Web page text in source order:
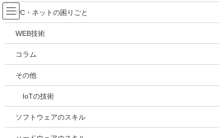
コ
ン
テ
ツ
ス
ッ
ナ
ビ
ゲ
シ
ン
移
吉川万能ＩＴ研究所
メディア
HOME
2021年8月10日
20210810150926
PC・ネットの困りごと
WEB技術
コラム
その他
IoTの技術
ソフトウェアのスキル